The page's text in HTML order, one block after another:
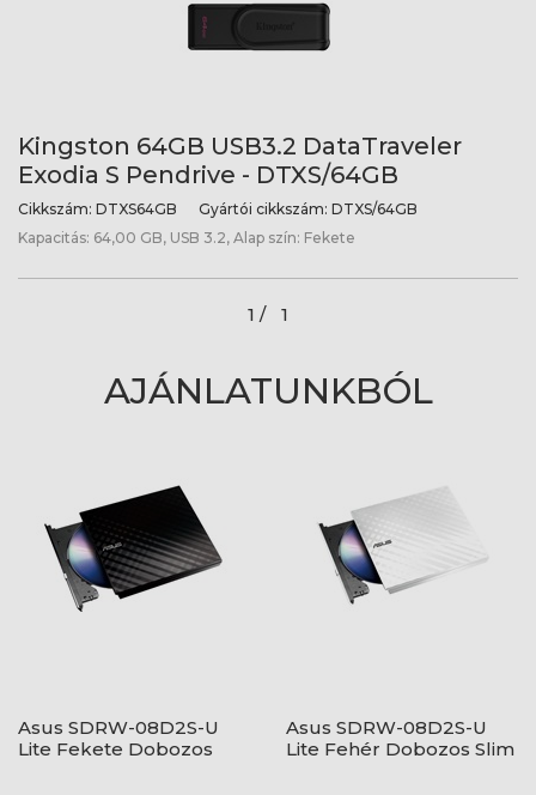
Kingston 64GB USB3.2 DataTraveler
Exodia S Pendrive - DTXS/64GB
Cikkszám: DTXS64GB Gyártói cikkszám: DTXS/64GB
Kapacitás: 64,00 GB, USB 3.2, Alap szín: Fekete
1 / 1
AJÁNLATUNKBÓL
Asus SDRW-08D2S-U
Lite Fekete Dobozos
Asus SDRW-08D2S-U
Lite Fehér Dobozos Slim